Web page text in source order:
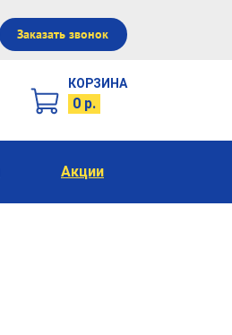
Заказать звонок
КОРЗИНА
0 р.
Акции